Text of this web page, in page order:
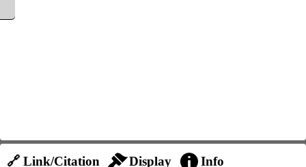
🔗 Link/Citation Display
Info